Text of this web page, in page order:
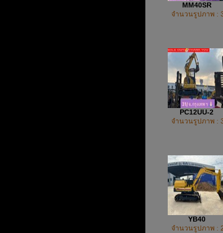
MM40SR
จำนวนรูปภาพ :
PC12UU-2
จำนวนรูปภาพ :
YB40
จำนวนรูปภาพ :